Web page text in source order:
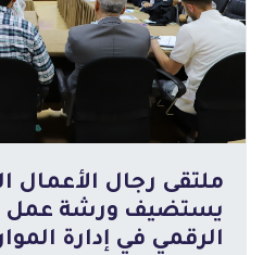
ملتقى رجال الأعمال
يستضيف ورشة عمل
الرقمي في إدارة